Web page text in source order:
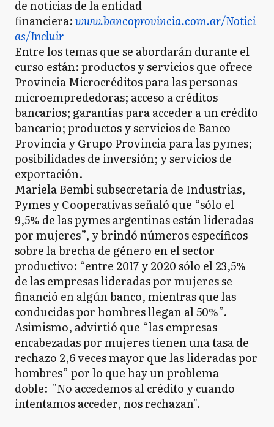
de noticias de la entidad
financiera:www.bancoprovincia.com.ar/Notici
as/Incluir
Entre los temas que se abordarán durante el
curso están: productos y servicios que ofrece
Provincia Microcréditos para las personas
microemprededoras; acceso a créditos
bancarios; garantías para acceder a un crédito
bancario; productos y servicios de Banco
Provincia y Grupo Provincia para las pymes;
posibilidades de inversión; y servicios de
exportación.
Mariela Bembi subsecretaria de Industrias,
Pymes y Cooperativas señaló que “sólo el
9,5% de las pymes argentinas están lideradas
por mujeres”, y brindó números específicos
sobre la brecha de género en el sector
productivo: “entre 2017 y 2020 sólo el 23,5%
de las empresas lideradas por mujeres se
financió en algún banco, mientras que las
conducidas por hombres llegan al 50%”.
Asimismo, advirtió que “las empresas
encabezadas por mujeres tienen una tasa de
rechazo 2,6 veces mayor que las lideradas por
hombres” por lo que hay un problema
doble: "No accedemos al crédito y cuando
intentamos acceder, nos rechazan".